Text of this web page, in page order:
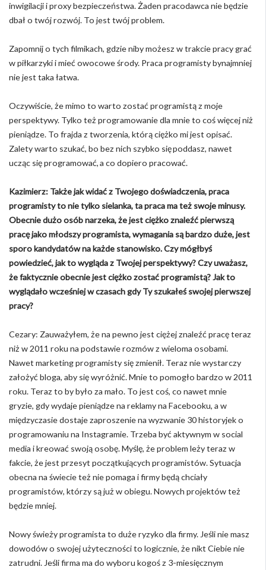
inwigilacji i proxy bezpieczeństwa. Żaden pracodawca nie będzie
dbał o twój rozwój. To jest twój problem.
Zapomnij o tych filmikach, gdzie niby możesz w trakcie pracy grać
w piłkarzyki i mieć owocowe środy. Praca programisty bynajmniej
nie jest taka łatwa.
Oczywiście, że mimo to warto zostać programistą z moje
perspektywy. Tylko też programowanie dla mnie to coś więcej niż
pieniądze. To frajda z tworzenia, którą ciężko mi jest opisać.
Zalety warto szukać, bo bez nich szybko się poddasz, nawet
ucząc się programować, a co dopiero pracować.
Kazimierz: Także jak widać z Twojego doświadczenia, praca
programisty to nie tylko sielanka, ta praca ma też swoje minusy.
Obecnie dużo osób narzeka, że jest ciężko znaleźć pierwszą
pracę jako młodszy programista, wymagania są bardzo duże, jest
sporo kandydatów na każde stanowisko. Czy mógłbyś
powiedzieć, jak to wygląda z Twojej perspektywy? Czy uważasz,
że faktycznie obecnie jest ciężko zostać programistą? Jak to
wyglądało wcześniej w czasach gdy Ty szukałeś swojej pierwszej
pracy?
Cezary: Zauważyłem, że na pewno jest ciężej znaleźć pracę teraz
niż w 2011 roku na podstawie rozmów z wieloma osobami.
Nawet marketing programisty się zmienił. Teraz nie wystarczy
założyć bloga, aby się wyróżnić. Mnie to pomogło bardzo w 2011
roku. Teraz to by było za mało. To jest coś, co nawet mnie
gryzie, gdy wydaje pieniądze na reklamy na Facebooku, a w
międzyczasie dostaje zaproszenie na wyzwanie 30 historyjek o
programowaniu na Instagramie. Trzeba być aktywnym w social
media i kreować swoją osobę. Myślę, że problem leży teraz w
fakcie, że jest przesyt początkujących programistów. Sytuacja
obecna na świecie też nie pomaga i firmy będą chciały
programistów, którzy są już w obiegu. Nowych projektów też
będzie mniej.
Nowy świeży programista to duże ryzyko dla firmy. Jeśli nie masz
dowodów o swojej użyteczności to logicznie, że nikt Ciebie nie
zatrudni. Jeśli firma ma do wyboru kogoś z 3-miesięcznym